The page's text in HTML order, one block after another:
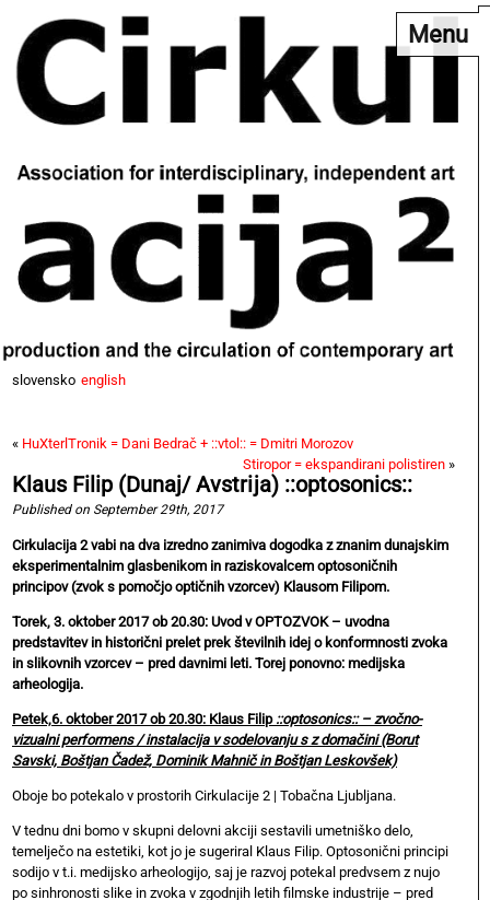
slovensko english
Menu
« HuXterlTronik = Dani Bedrač + ::vtol:: = Dmitri Morozov
Stiropor = ekspandirani polistiren »
Klaus Filip (Dunaj/ Avstrija) ::optosonics::
Published on September 29th, 2017
Cirkulacija 2 vabi na dva izredno zanimiva dogodka z znanim dunajskim
eksperimentalnim glasbenikom in raziskovalcem optosoničnih
principov (zvok s pomočjo optičnih vzorcev) Klausom Filipom.
Torek, 3. oktober 2017 ob 20.30: Uvod v OPTOZVOK – uvodna
predstavitev in historični prelet prek številnih idej o konformnosti zvoka
in slikovnih vzorcev – pred davnimi leti. Torej ponovno: medijska
arheologija.
Petek,6. oktober 2017 ob 20.30: Klaus Filip ::optosonics:: – zvočno-
vizualni performens / instalacija v sodelovanju s z domačini (Borut
Savski, Boštjan Čadež, Dominik Mahnič in Boštjan Leskovšek)
Oboje bo potekalo v prostorih Cirkulacije 2 | Tobačna Ljubljana.
V tednu dni bomo v skupni delovni akciji sestavili umetniško delo,
temelječo na estetiki, kot jo je sugeriral Klaus Filip. Optosonični principi
sodijo v t.i. medijsko arheologijo, saj je razvoj potekal predvsem z nujo
po sinhronosti slike in zvoka v zgodnjih letih filmske industrije – pred